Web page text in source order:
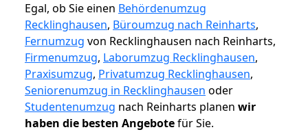
Egal, ob Sie einen Behördenumzug
Recklinghausen, Büroumzug nach Reinharts,
Fernumzug von Recklinghausen nach Reinharts,
Firmenumzug, Laborumzug Recklinghausen,
Praxisumzug, Privatumzug Recklinghausen,
Seniorenumzug in Recklinghausen oder
Studentenumzug nach Reinharts planen wir
haben die besten Angebotefür Sie.